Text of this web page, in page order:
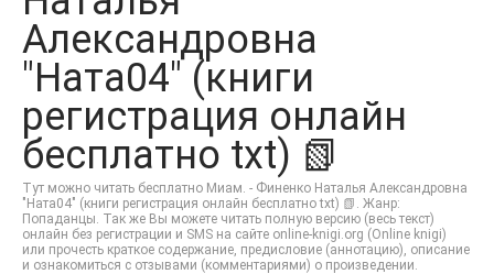
Александровна
"Ната04" (книги
регистрация онлайн
бесплатно txt) 📗
Тут можно читать бесплатно Миам. - Финенко Наталья Александровна
"Ната04" (книги регистрация онлайн бесплатно txt) 📗. Жанр:
Попаданцы. Так же Вы можете читать полную версию (весь текст)
онлайн без регистрации и SMS на сайте online-knigi.org (Online knigi)
или прочесть краткое содержание, предисловие (аннотацию), описание
и ознакомиться с отзывами (комментариями) о произведении.